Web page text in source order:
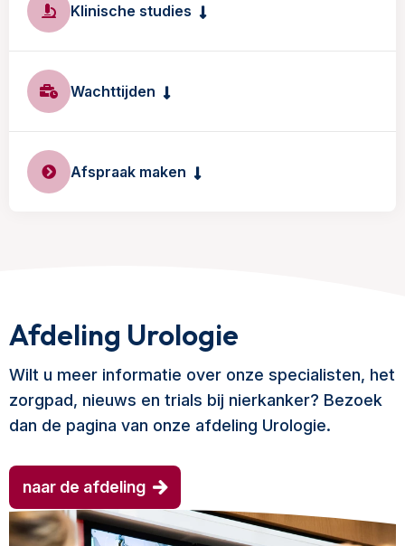
Klinische studies
Wachttijden
Afspraak maken
Afdeling Urologie
Wilt u meer informatie over onze specialisten, het
zorgpad, nieuws en trials bij nierkanker? Bezoek
dan de pagina van onze afdeling Urologie.
naar de afdeling